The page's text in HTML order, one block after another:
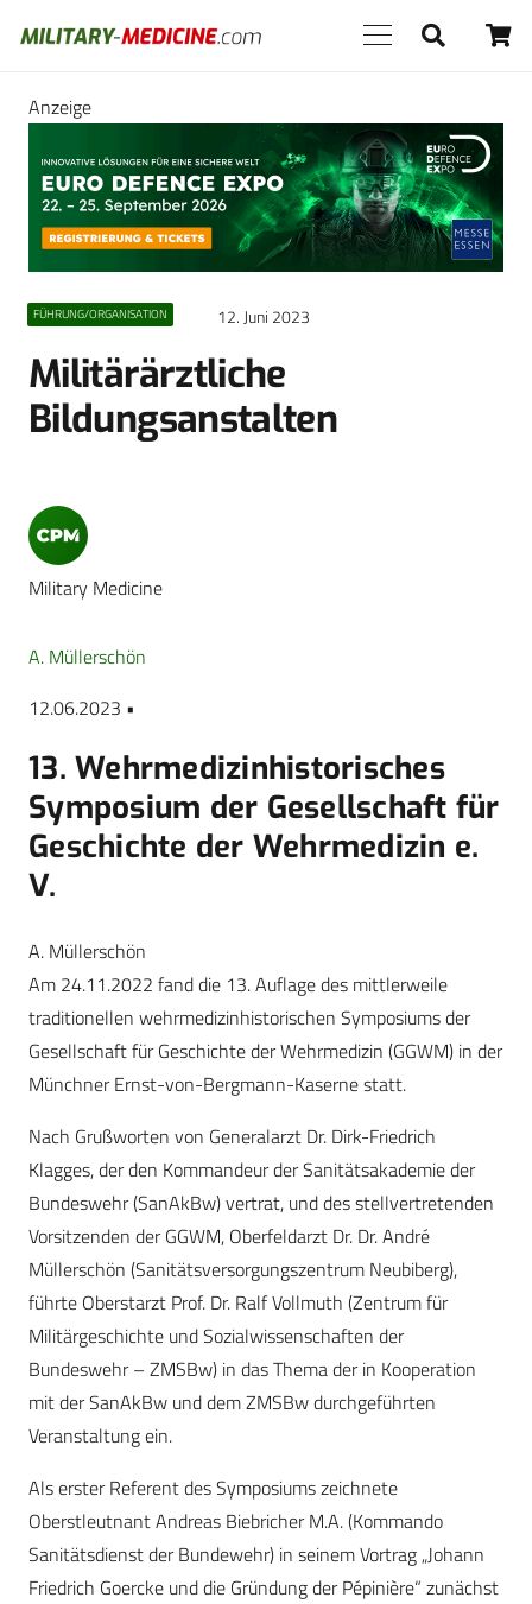
Anzeige
FÜHRUNG/ORGANISATION 12. Juni 2023
Militärärztliche
Bildungsanstalten
Military Medicine
A. Müllerschön
12.06.2023 •
13. Wehrmedizinhistorisches
Symposium der Gesellschaft für
Geschichte der Wehrmedizin e.
V.
A. Müllerschön
Am 24.11.2022 fand die 13. Auflage des mittlerweile
traditionellen wehrmedizinhistorischen Symposiums der
Gesellschaft für Geschichte der Wehrmedizin (GGWM) in der
Münchner Ernst-von-Bergmann-Kaserne statt.
Nach Grußworten von Generalarzt Dr. Dirk-Friedrich
Klagges, der den Kommandeur der Sanitätsakademie der
Bundeswehr (SanAkBw) vertrat, und des stellvertretenden
Vorsitzenden der GGWM, Oberfeldarzt Dr. Dr. André
Müllerschön (Sanitätsversorgungszentrum Neubiberg),
führte Oberstarzt Prof. Dr. Ralf Vollmuth (Zentrum für
Militärgeschichte und Sozialwissenschaften der
Bundeswehr – ZMSBw) in das Thema der in Kooperation
mit der SanAkBw und dem ZMSBw durchgeführten
Veranstaltung ein.
Als erster Referent des Symposiums zeichnete
Oberstleutnant Andreas Biebricher M.A. (Kommando
Sanitätsdienst der Bundewehr) in seinem Vortrag „Johann
Friedrich Goercke und die Gründung der Pépinière“ zunächst